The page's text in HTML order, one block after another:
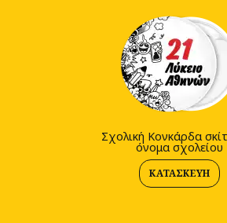
Σχολική Κονκάρδα
όνομα σχολείου
ΚΑΤΑΣΚΕΥΉ